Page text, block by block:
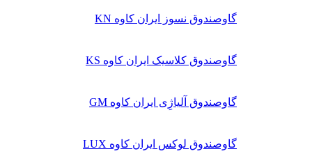
گاوصندوق نسوز ایران کاوه KN
گاوصندوق کلاسیک ایران کاوه KS
گاوصندوق آلیاژِی ایران کاوه GM
گاوصندوق لوکس ایران کاوه LUX